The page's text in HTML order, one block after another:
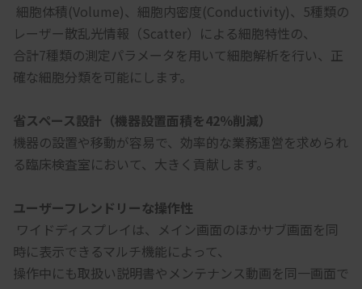
細胞体積(Volume)、細胞内密度(Conductivity)、5種類の
レーザー散乱光情報（Scatter）による細胞特性の、
合計7種類の測定パラメータを用いて細胞解析を行い、正
確な細胞分類を可能にします。
省スペース設計（機器設置面積を42％削減）
機器の設置や移動が容易で、効率的な業務運営を求められ
る臨床検査室において、大きく貢献します。
ユーザーフレンドリーな操作性
ワイドディスプレイは、メイン画面のほかサブ画面を同
時に表示できるマルチ機能によって、
操作中にも取扱い説明書やメンテナンス動画を同一画面で